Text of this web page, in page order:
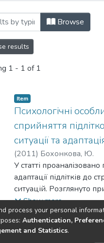
ФакультетBrowse
results
1 - 1 of 1
Item
Психологічні
сприйняття
ситуації та
(2011) Бохонкова, Ю.
У статті
адаптації підлітків до
ситуацій. Розглянуто
стресової ситуації.
самооцінки підлітків та
формування. Описано
психологічні наслідки
Show more
Dahl East Ukrainian
process your personal
Authentication,
and Statistics.